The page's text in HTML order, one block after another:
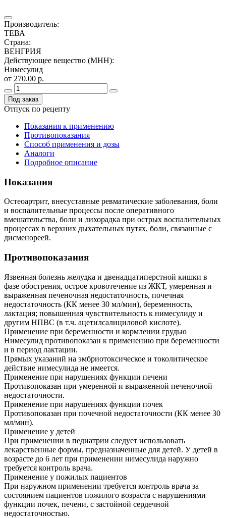
Производитель:
ТЕВА
Страна:
ВЕНГРИЯ
Действующее вещество (МНН):
Нимесулид
от 270.00 р.
Под заказ
Отпуск по рецепту
Показания к применению
Противопоказания
Способ применения и дозы
Аналоги
Подробное описание
Показания
Остеоартрит, внесуставные ревматические заболевания, боли
и воспалительные процессы после оперативного
вмешательства, боли и лихорадка при острых воспалительных
процессах в верхних дыхательных путях, боли, связанные с
дисменореей.
Противопоказания
Язвенная болезнь желудка и двенадцатиперстной кишки в
фазе обострения, острое кровотечение из ЖКТ, умеренная и
выраженная печеночная недостаточность, почечная
недостаточность (КК менее 30 мл/мин), беременность,
лактация; повышенная чувствительность к нимесулиду и
другим НПВС (в т.ч. ацетилсалициловой кислоте).
Применение при беременности и кормлении грудью
Нимесулид противопоказан к применению при беременности
и в период лактации.
Прямых указаний на эмбриотоксическое и токолитическое
действие нимесулида не имеется.
Применение при нарушениях функции печени
Противопоказан при умеренной и выраженной печеночной
недостаточности.
Применение при нарушениях функции почек
Противопоказан при почечной недостаточности (КК менее 30
мл/мин).
Применение у детей
При применении в педиатрии следует использовать
лекарственные формы, предназначенные для детей. У детей в
возрасте до 6 лет при применении нимесулида наружно
требуется контроль врача.
Применение у пожилых пациентов
При наружном применении требуется контроль врача за
состоянием пациентов пожилого возраста с нарушениями
функции почек, печени, с застойной сердечной
недостаточностью.